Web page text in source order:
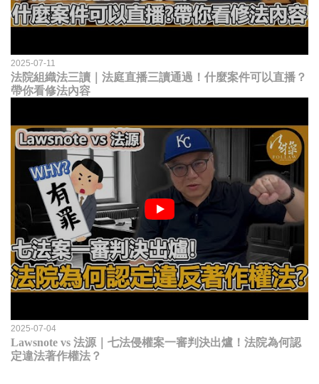
2025-07-11
法院組織法三讀｜法庭直播三讀通過！什麼案件可以直播？
帶你看修法內容
2025-07-04
Lawsnote vs 法源｜七法侵權案一審判決出爐！法院為何認
定違法著作權法？